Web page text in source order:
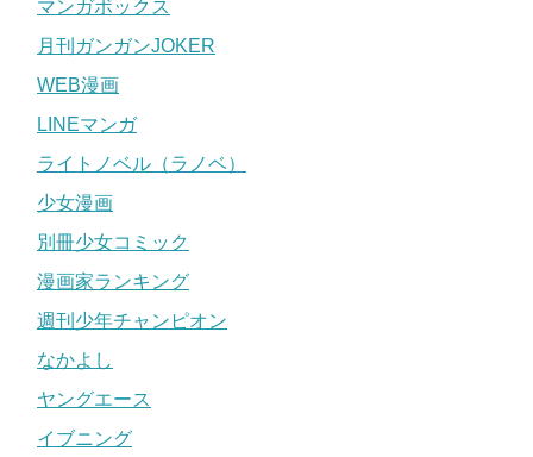
マンガボックス
月刊ガンガンJOKER
WEB漫画
LINEマンガ
ライトノベル（ラノベ）
少女漫画
別冊少女コミック
漫画家ランキング
週刊少年チャンピオン
なかよし
ヤングエース
イブニング